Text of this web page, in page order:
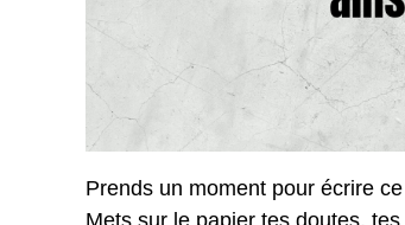
Prends un moment pour écrire
Mets sur le papier tes doutes,